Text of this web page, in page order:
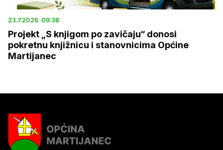
23.7.2026. 09:38
Projekt „S knjigom po zavičaju“ donosi
pokretnu knjižnicu i stanovnicima Općine
Martijanec